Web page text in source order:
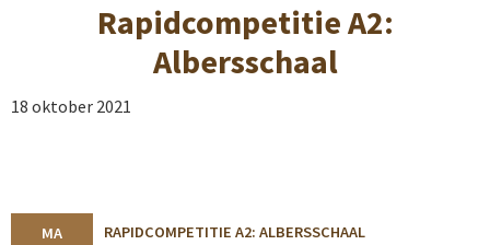
Rapidcompetitie A2:
Albersschaal
18 oktober 2021
MA
RAPIDCOMPETITIE A2: ALBERSSCHAAL